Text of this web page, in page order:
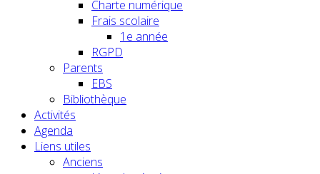
Charte numérique
Frais scolaire
1e année
RGPD
Parents
EBS
Bibliothèque
Activités
Agenda
Liens utiles
Anciens